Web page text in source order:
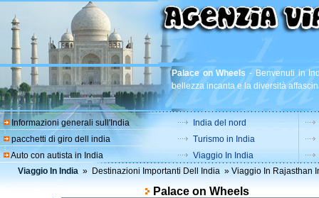
Palace on Wheels - Benvenuti in
bellezza incanta e la diversità
Informazioni generali sull'India
pacchetti di giro dell india
Auto con autista in India
India del nord
Turismo in India
Viaggio In India
Viaggio In India » Destinazioni Importanti Dell India » Viaggio In Rajasthan
Palace on Wheels